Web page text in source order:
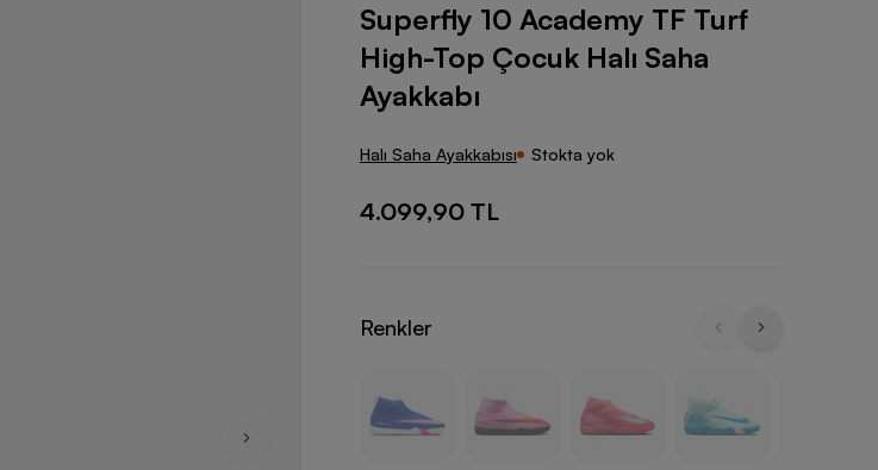
Superfly 10 Academy TF Turf
High-Top Çocuk Halı Saha
Ayakkabı
Halı Saha Ayakkabısı Stokta yok
4.099,90 TL
Renkler